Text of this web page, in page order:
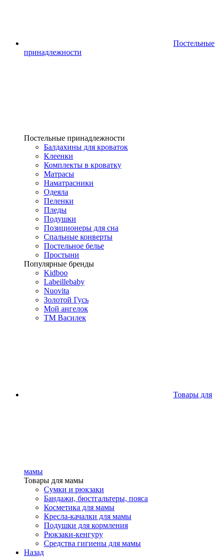
Постельные
принадлежности
Постельные принадлежности
Балдахины для кроваток
Клеенки
Комплекты в кроватку
Матрасы
Наматрасники
Одеяла
Пеленки
Пледы
Подушки
Позиционеры для сна
Спальные конверты
Постельное белье
Простыни
Популярные бренды
Kidboo
Labeillebaby
Nuovita
Золотой Гусь
Мой ангелок
ТМ Василек
Товары для
мамы
Товары для мамы
Сумки и рюкзаки
Бандажи, бюстгальтеры, пояса
Косметика для мамы
Кресла-качалки для мамы
Подушки для кормления
Рюкзаки-кенгуру
Средства гигиены для мамы
Назад